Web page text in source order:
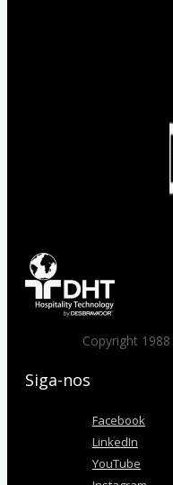
Copyright
Siga-nos
Facebook
LinkedIn
YouTube